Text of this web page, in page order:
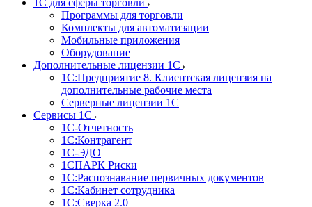
1С для сферы торговли
Программы для торговли
Комплекты для автоматизации
Мобильные приложения
Оборудование
Дополнительные лицензии 1С
1С:Предприятие 8. Клиентская лицензия на
дополнительные рабочие места
Серверные лицензии 1С
Сервисы 1С
1С-Отчетность
1С:Контрагент
1С-ЭДО
1СПАРК Риски
1С:Распознавание первичных документов
1С:Кабинет сотрудника
1С:Сверка 2.0